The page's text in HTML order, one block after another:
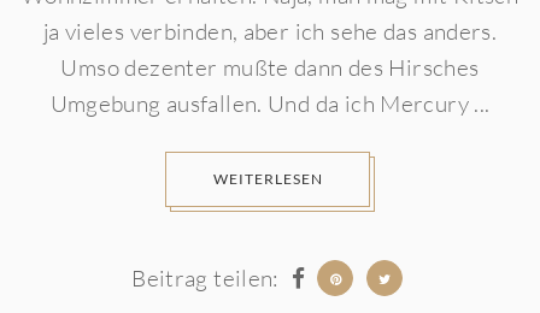
ja vieles verbinden, aber ich sehe das anders.
Umso dezenter mußte dann des Hirsches
Umgebung ausfallen. Und da ich Mercury ...
WEITERLESEN
Beitrag teilen: